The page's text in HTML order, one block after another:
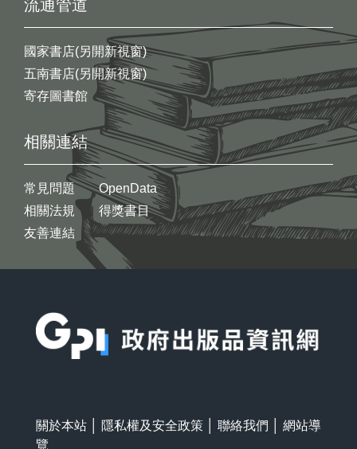
流通管道
國家書店(另開新視窗)
五南書店(另開新視窗)
寄存圖書館
相關連結
常見問題
相關法規
友善連結
OpenData
得獎書目
關於本站 隱私權及安全政策 聯絡我們
網站導
覽